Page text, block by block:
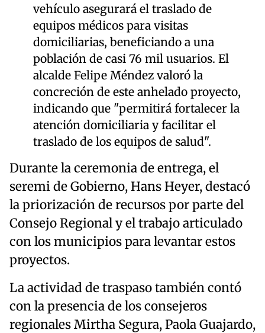
vehículo asegurará el traslado de
equipos médicos para visitas
domiciliarias, beneficiando a una
población de casi 76 mil usuarios. El
alcalde Felipe Méndez valoró la
concreción de este anhelado proyecto,
indicando que "permitirá fortalecer la
atención domiciliaria y facilitar el
traslado de los equipos de salud".
Durante la ceremonia de entrega, el
seremi de Gobierno, Hans Heyer, destacó
la priorización de recursos por parte del
Consejo Regional y el trabajo articulado
con los municipios para levantar estos
proyectos.
La actividad de traspaso también contó
con la presencia de los consejeros
regionales Mirtha Segura, Paola Guajardo,